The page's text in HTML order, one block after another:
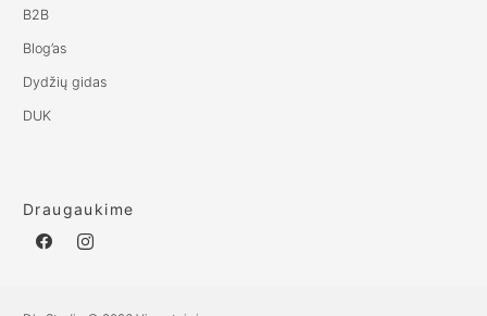
B2B
Blog’as
Dydžių gidas
DUK
Draugaukime